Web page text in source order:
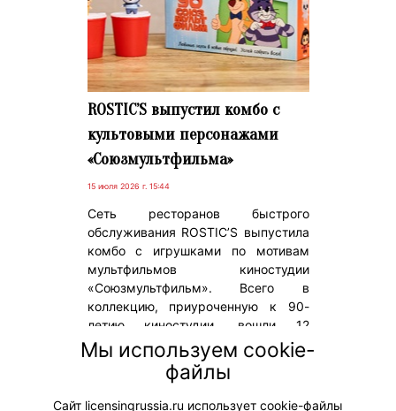
ROSTIC’S выпустил комбо с
культовыми персонажами
«Союзмультфильма»
15 июля 2026 г. 15:44
Сеть ресторанов быстрого
обслуживания ROSTIC’S выпустила
комбо с игрушками по мотивам
мультфильмов киностудии
«Союзмультфильм». Всего в
коллекцию, приуроченную к 90-
летию киностудии, вошли 12
фигурок. Героями стали знакомые
многим персонажи как
классических лент, так и новых
мультсериалов.
Мы используем cookie-
файлы
Сайт licensingrussia.ru использует cookie-файлы